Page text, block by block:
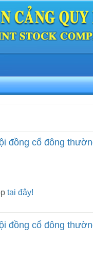
đồng cổ đông
tại đây!
đồng cổ đông